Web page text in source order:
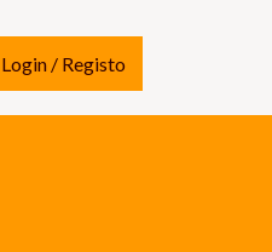
Login / Registo